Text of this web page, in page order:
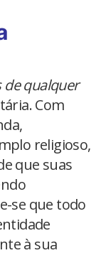
de qualquer
Com
religioso,
que suas
se que todo
à sua